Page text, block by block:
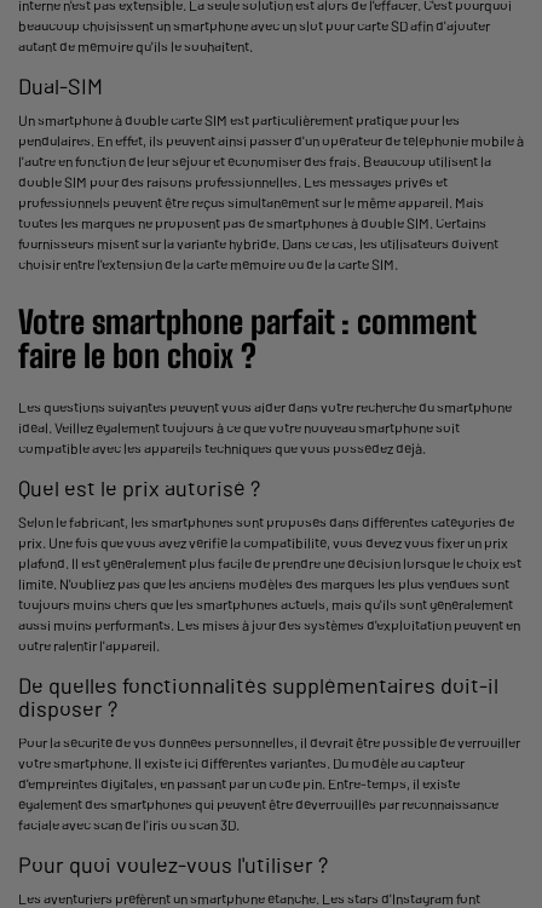
interne n'est pas extensible. La seule solution est alors de l'effacer. C'est pourquoi
beaucoup choisissent un smartphone avec un slot pour carte SD afin d'ajouter
autant de mémoire qu'ils le souhaitent.
Dual-SIM
Un smartphone à double carte SIM est particulièrement pratique pour les
pendulaires. En effet, ils peuvent ainsi passer d'un opérateur de téléphonie mobile à
l'autre en fonction de leur séjour et économiser des frais. Beaucoup utilisent la
double SIM pour des raisons professionnelles. Les messages privés et
professionnels peuvent être reçus simultanément sur le même appareil. Mais
toutes les marques ne proposent pas de smartphones à double SIM. Certains
fournisseurs misent sur la variante hybride. Dans ce cas, les utilisateurs doivent
choisir entre l'extension de la carte mémoire ou de la carte SIM.
Votre smartphone parfait : comment
faire le bon choix ?
Les questions suivantes peuvent vous aider dans votre recherche du smartphone
idéal. Veillez également toujours à ce que votre nouveau smartphone soit
compatible avec les appareils techniques que vous possédez déjà.
Quel est le prix autorisé ?
Selon le fabricant, les smartphones sont proposés dans différentes catégories de
prix. Une fois que vous avez vérifié la compatibilité, vous devez vous fixer un prix
plafond. Il est généralement plus facile de prendre une décision lorsque le choix est
limité. N'oubliez pas que les anciens modèles des marques les plus vendues sont
toujours moins chers que les smartphones actuels, mais qu'ils sont généralement
aussi moins performants. Les mises à jour des systèmes d'exploitation peuvent en
outre ralentir l'appareil.
De quelles fonctionnalités supplémentaires doit-il
disposer ?
Pour la sécurité de vos données personnelles, il devrait être possible de verrouiller
votre smartphone. Il existe ici différentes variantes. Du modèle au capteur
d'empreintes digitales, en passant par un code pin. Entre-temps, il existe
également des smartphones qui peuvent être déverrouillés par reconnaissance
faciale avec scan de l'iris ou scan 3D.
Pour quoi voulez-vous l'utiliser ?
Les aventuriers préfèrent un smartphone étanche. Les stars d'Instagram font